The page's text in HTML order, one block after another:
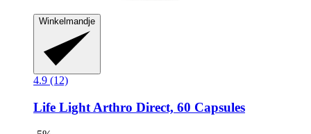
Winkelmandje
4.9 (12)
Life Light Arthro Direct, 60 Capsules